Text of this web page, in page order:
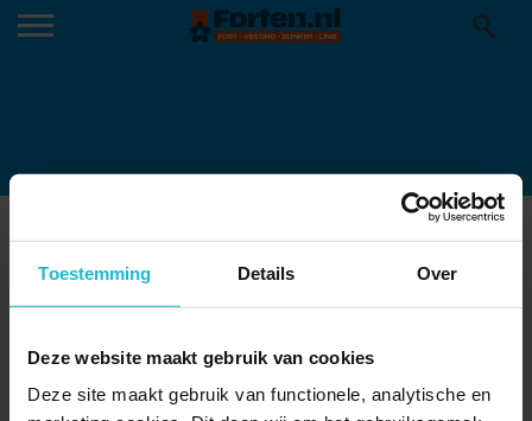
Toestemming Details Over
Deze website maakt gebruik van cookies
Deze site maakt gebruik van functionele, analytische en